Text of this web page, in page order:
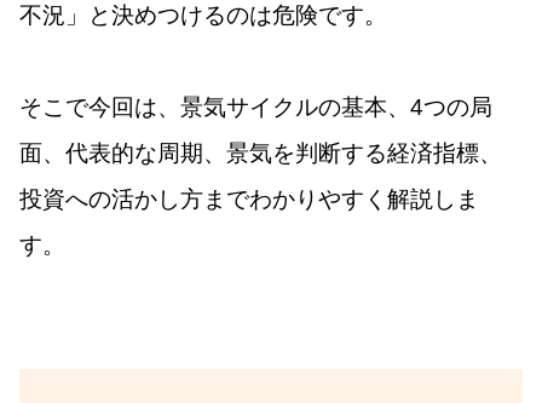
不況」と決めつけるのは危険です。
そこで今回は、景気サイクルの基本、4つの局
面、代表的な周期、景気を判断する経済指標、
投資への活かし方までわかりやすく解説しま
す。